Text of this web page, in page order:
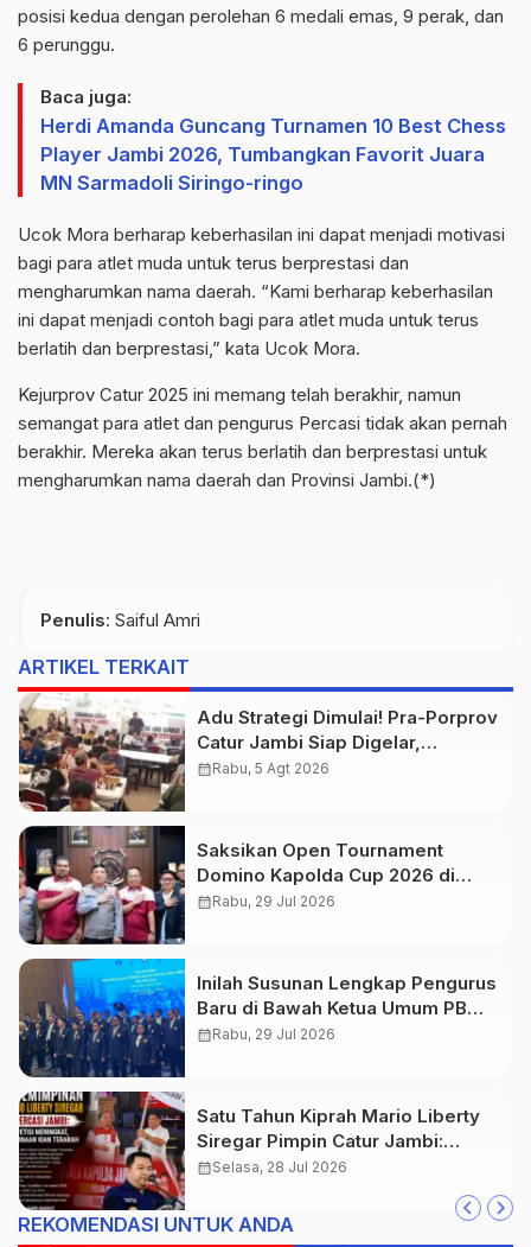
posisi kedua dengan perolehan 6 medali emas, 9 perak, dan
6 perunggu.
Baca juga:
Herdi Amanda Guncang Turnamen 10 Best Chess
Player Jambi 2026, Tumbangkan Favorit Juara
MN Sarmadoli Siringo-ringo
Ucok Mora berharap keberhasilan ini dapat menjadi motivasi
bagi para atlet muda untuk terus berprestasi dan
mengharumkan nama daerah. “Kami berharap keberhasilan
ini dapat menjadi contoh bagi para atlet muda untuk terus
berlatih dan berprestasi,” kata Ucok Mora.
Kejurprov Catur 2025 ini memang telah berakhir, namun
semangat para atlet dan pengurus Percasi tidak akan pernah
berakhir. Mereka akan terus berlatih dan berprestasi untuk
mengharumkan nama daerah dan Provinsi Jambi.(*)
Penulis: Saiful Amri
ARTIKEL TERKAIT
Adu Strategi Dimulai! Pra-Porprov
Catur Jambi Siap Digelar,
Libatkan 72 Atlet
calendar_monthRabu, 5 Agt 2026
Saksikan Open Tournament
Domino Kapolda Cup 2026 di
Paviliun JBC Jambi
calendar_monthRabu, 29 Jul 2026
Inilah Susunan Lengkap Pengurus
Baru di Bawah Ketua Umum PB
PERCASI Agustiar Sabran
calendar_monthRabu, 29 Jul 2026
Satu Tahun Kiprah Mario Liberty
Siregar Pimpin Catur Jambi:
Kompetisi Meningkat dan
Pembinaan Atlet Makin Terarah
calendar_monthSelasa, 28 Jul 2026
REKOMENDASI UNTUK ANDA